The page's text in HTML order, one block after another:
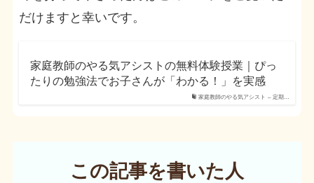
だけますと幸いです。
家庭教師のやる気アシスト – 定期…
家庭教師のやる気アシストの無料体験授業｜ぴっ
たりの勉強法でお子さんが「わかる！」を実感
この記事を書いた人